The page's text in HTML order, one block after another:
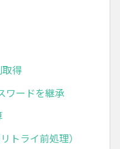
得
ワードを継承
トライ前処理）